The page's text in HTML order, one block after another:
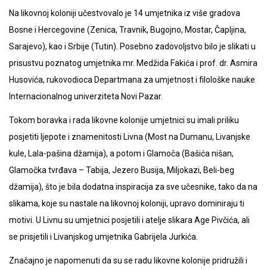
Na likovnoj koloniji učestvovalo je 14 umjetnika iz više gradova
Bosne i Hercegovine (Zenica, Travnik, Bugojno, Mostar, Čapljina,
Sarajevo), kao i Srbije (Tutin). Posebno zadovoljstvo bilo je slikati u
prisustvu poznatog umjetnika mr. Medžida Fakića i prof. dr. Asmira
Husovića, rukovodioca Departmana za umjetnost i filološke nauke
Internacionalnog univerziteta Novi Pazar.
Tokom boravka i rada likovne kolonije umjetnici su imali priliku
posjetiti ljepote i znamenitosti Livna (Most na Dumanu, Livanjske
kule, Lala-pašina džamija), a potom i Glamoča (Bašića nišan,
Glamočka tvrđava – Tabija, Jezero Busija, Miljokazi, Beli-beg
džamija), što je bila dodatna inspiracija za sve učesnike, tako da na
slikama, koje su nastale na likovnoj koloniji, upravo dominiraju ti
motivi. U Livnu su umjetnici posjetili i atelje slikara Age Pivčića, ali
se prisjetili i Livanjskog umjetnika Gabrijela Jurkića.
Značajno je napomenuti da su se radu likovne kolonije pridružili i